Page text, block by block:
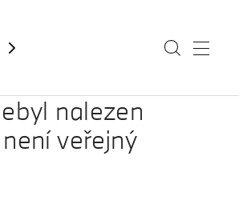
nalezen
veřejný